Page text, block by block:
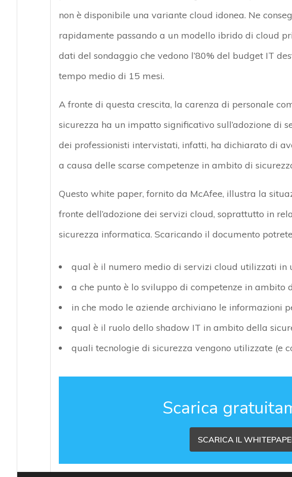
non è disponibile una variante cloud idonea. Ne
rapidamente passando a un modello ibrido di cloud
dati del sondaggio che vedono l’80% del budget IT
tempo medio di 15 mesi.
A fronte di questa crescita, la carenza di personale
sicurezza ha un impatto significativo sull’adozione di
dei professionisti intervistati, infatti, ha dichiarato di
a causa delle scarse competenze in ambito di
Questo white paper, fornito da McAfee, illustra la
fronte dell’adozione dei servizi cloud, soprattutto in
sicurezza informatica. Scaricando il documento
qual è il numero medio di servizi cloud utilizzati in
a che punto è lo sviluppo di competenze in ambito
in che modo le aziende archiviano le informazioni
qual è il ruolo dello shadow IT in ambito della
quali tecnologie di sicurezza vengono utilizzate (e
Scarica
SCARICA IL